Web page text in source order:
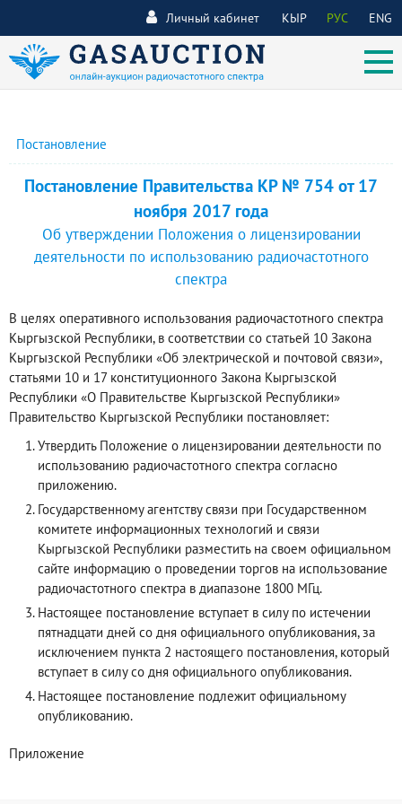
КЫР РУС ENG
Личный кабинет
Постановление
Постановление Правительства КР № 754 от 17
ноября 2017 года
Об утверждении Положения о лицензировании
деятельности по использованию радиочастотного
спектра
В целях оперативного использования радиочастотного спектра
Кыргызской Республики, в соответствии со статьей 10 Закона
Кыргызской Республики «Об электрической и почтовой связи»,
статьями 10 и 17 конституционного Закона Кыргызской
Республики «О Правительстве Кыргызской Республики»
Правительство Кыргызской Республики постановляет:
Утвердить Положение о лицензировании деятельности по
использованию радиочастотного спектра согласно
приложению.
Государственному агентству связи при Государственном
комитете информационных технологий и связи
Кыргызской Республики разместить на своем официальном
сайте информацию о проведении торгов на использование
радиочастотного спектра в диапазоне 1800 МГц.
Настоящее постановление вступает в силу по истечении
пятнадцати дней со дня официального опубликования, за
исключением пункта 2 настоящего постановления, который
вступает в силу со дня официального опубликования.
Настоящее постановление подлежит официальному
опубликованию.
Приложение